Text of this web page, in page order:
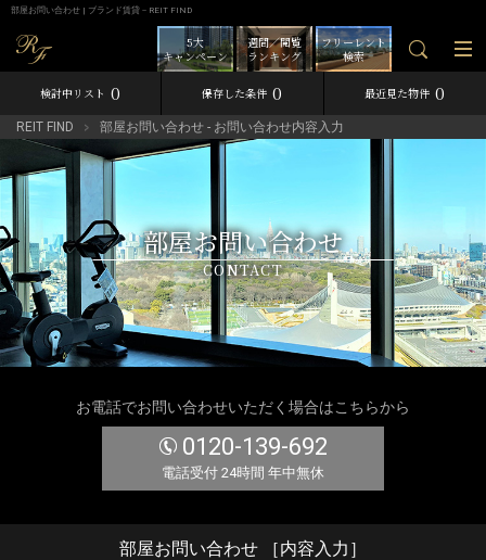
部屋お問い合わせ | ブランド賃貸－REIT FIND
フリーレント
検索
週間／閲覧
ランキング
5大
キャンペーン
検討中リスト 0 保存した条件 0 最近見た物件 0
REIT FIND 部屋お問い合わせ - お問い合わせ内容入力
部屋お問い合わせ
CONTACT
お電話でお問い合わせいただく場合はこちらから
0120-139-692
電話受付 24時間 年中無休
部屋お問い合わせ ［内容入力］